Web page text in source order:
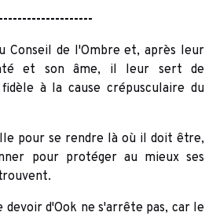
Conseil de l'Ombre et, après leur
et son âme, il leur sert de
à la cause crépusculaire du
pour se rendre là où il doit être,
pour protéger au mieux ses
devoir d'Ook ne s'arrête pas, car le